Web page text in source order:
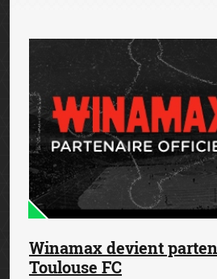
Winamax devient
Toulouse FC